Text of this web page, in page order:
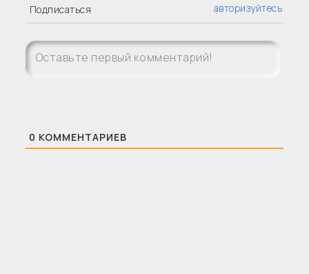
Подписаться авторизуйтесь
0 КОММЕНТАРИЕВ